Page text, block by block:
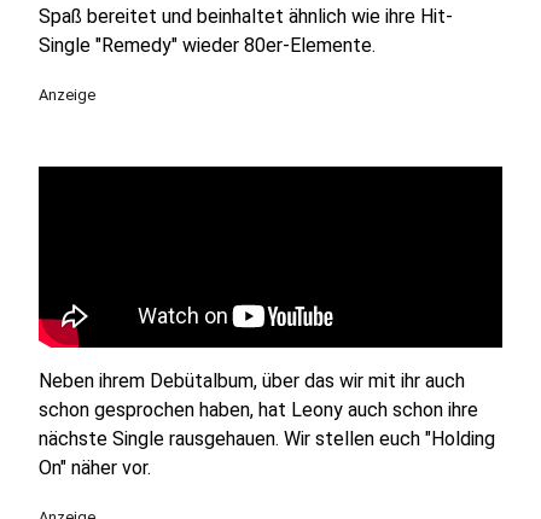
Spaß bereitet und beinhaltet ähnlich wie ihre Hit-
Single "Remedy" wieder 80er-Elemente.
Anzeige
Neben ihrem Debütalbum, über das wir mit ihr auch
schon gesprochen haben, hat Leony auch schon ihre
nächste Single rausgehauen. Wir stellen euch "Holding
On" näher vor.